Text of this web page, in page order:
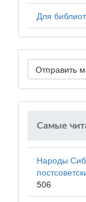
Для
Отправить
Самые
Народы
506